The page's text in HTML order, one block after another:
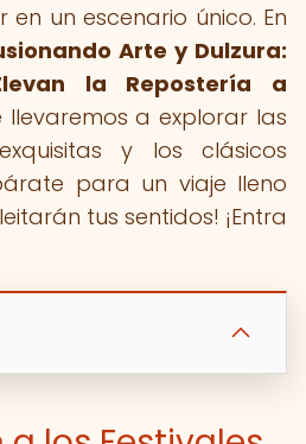
un escenario único. En
Arte y Dulzura:
la Repostería a
llevaremos a explorar las
y los clásicos
para un viaje lleno
tus sentidos! ¡Entra